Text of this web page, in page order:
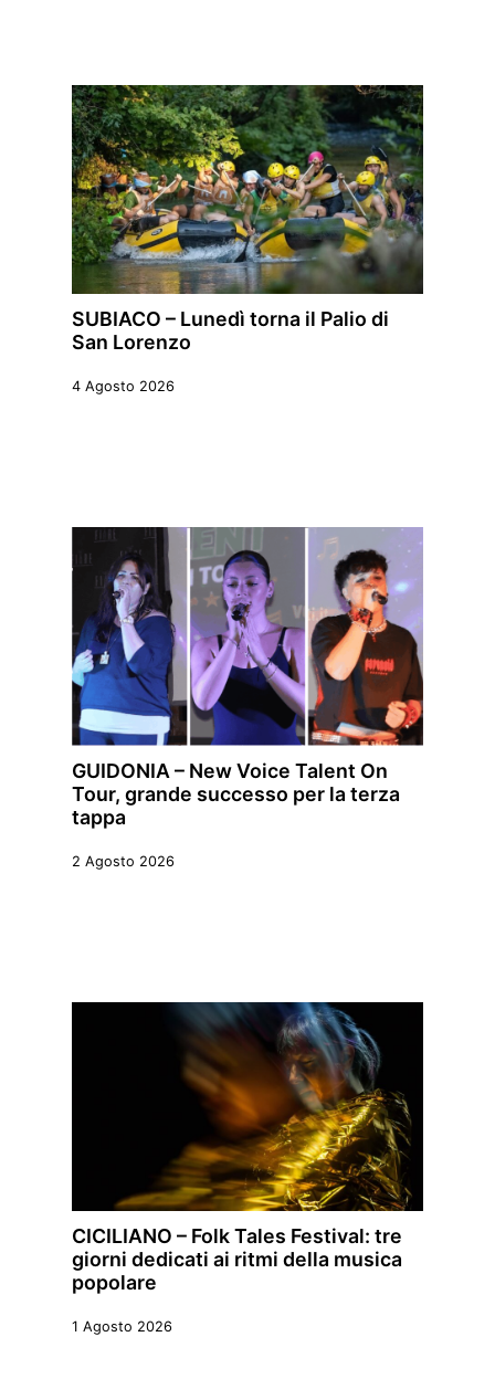
SUBIACO – Lunedì torna il Palio di
San Lorenzo
4 Agosto 2026
GUIDONIA – New Voice Talent On
Tour, grande successo per la terza
tappa
2 Agosto 2026
CICILIANO – Folk Tales Festival: tre
giorni dedicati ai ritmi della musica
popolare
1 Agosto 2026